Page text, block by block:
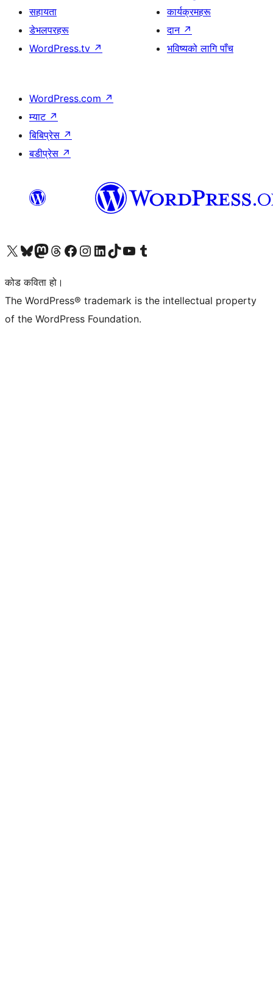
सहायता
डेभलपरहरू
WordPress.tv ↗
कार्यक्रमहरू
दान ↗
भविष्यको लागि पाँच
WordPress.com ↗
म्याट ↗
बिबिप्रेस ↗
बडीप्रेस ↗
हाम्रो X (पहिले ट्विटर) खातामा जानुहोस्
हाम्रो Bluesky खाता भ्रमण गर्नुहोस्
हाम्रो म्यास्टोडन खाता भ्रमण गर्नुहोस्
हाम्रो थ्रेड्स खातामा जानुहोस्
हाम्रो फेसबुक पेजमा जानुहोस्
हाम्रो इन्स्टाग्राम खातामा जानुहोस्
हाम्रो लिङ्क्डइन खातामा जानुहोस्
हाम्रो TikTok खाता भ्रमण गर्नुहोस्
हाम्रो युट्युब च्यानलमा जानुहोस्
हाम्रो टम्बलर खाता भ्रमण गर्नुहोस्
कोड कविता हो।
The WordPress® trademark is the intellectual property
of the WordPress Foundation.